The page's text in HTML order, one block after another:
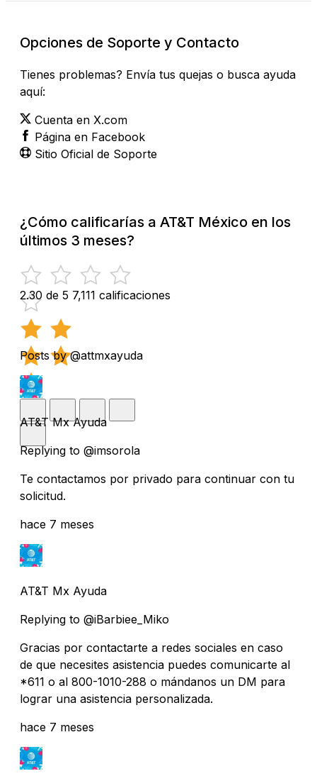
Opciones de Soporte y Contacto
Tienes problemas? Envía tus quejas o busca ayuda
aquí:
Cuenta en X.com
Página en Facebook
Sitio Oficial de Soporte
¿Cómo calificarías a AT&T México en los
últimos 3 meses?
2.30 de 5 7,111 calificaciones
Posts by @attmxayuda
AT&T Mx Ayuda
Replying to @imsorola
Te contactamos por privado para continuar con tu
solicitud.
hace 7 meses
AT&T Mx Ayuda
Replying to @iBarbiee_Miko
Gracias por contactarte a redes sociales en caso
de que necesites asistencia puedes comunicarte al
*611 o al 800-1010-288 o mándanos un DM para
lograr una asistencia personalizada.
hace 7 meses